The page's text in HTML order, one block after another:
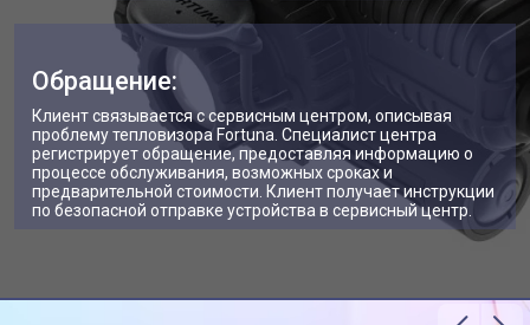
Обращение:
Клиент связывается с сервисным центром, описывая
проблему тепловизора Fortuna. Специалист центра
регистрирует обращение, предоставляя информацию о
процессе обслуживания, возможных сроках и
предварительной стоимости. Клиент получает инструкции
по безопасной отправке устройства в сервисный центр.